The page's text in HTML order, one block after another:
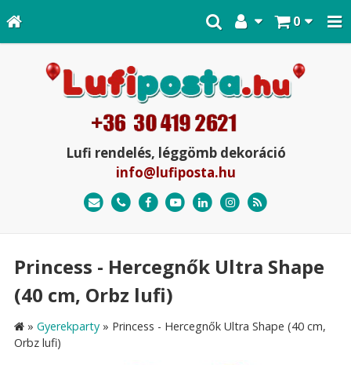
0
Lufi rendelés, léggömb dekoráció
info@lufiposta.hu
Princess - Hercegnők Ultra Shape
(40 cm, Orbz lufi)
» Gyerekparty » Princess - Hercegnők Ultra Shape (40 cm,
Orbz lufi)